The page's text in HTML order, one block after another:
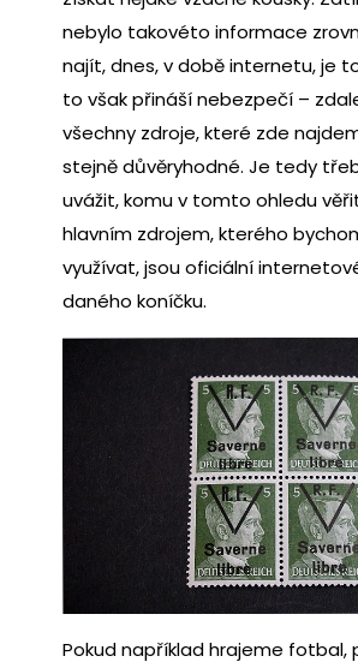
nebylo takovéto informace
najít, dnes, v době internetu, je
to však přináší nebezpečí –
všechny zdroje, které zde
stejně důvěryhodné. Je tedy
uvážit, komu v tomto ohledu
hlavním zdrojem, kterého
využívat, jsou oficiální
daného koníčku.
Pokud například hrajeme fotbal,